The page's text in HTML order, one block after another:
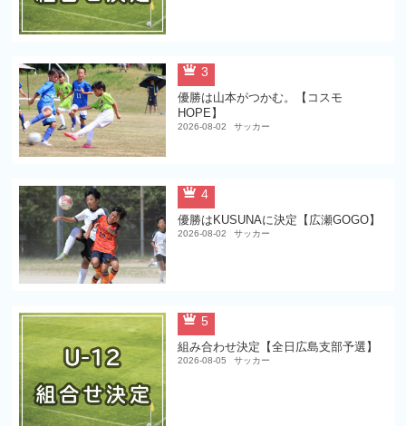
3
優勝は山本がつかむ。【コスモ
HOPE】
2026-08-02 サッカー
4
優勝はKUSUNAに決定【広瀬GOGO】
2026-08-02 サッカー
5
組み合わせ決定【全日広島支部予選】
2026-08-05 サッカー